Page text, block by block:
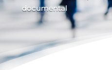
documental